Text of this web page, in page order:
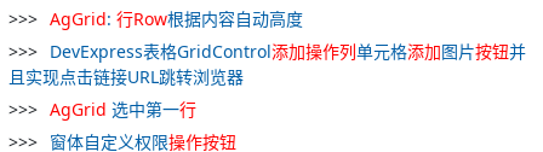
AgGrid: 行Row根据内容自动高度
DevExpress表格GridControl添加操作列单元格添加图片按钮并
且实现点击链接URL跳转浏览器
AgGrid 选中第一行
窗体自定义权限操作按钮